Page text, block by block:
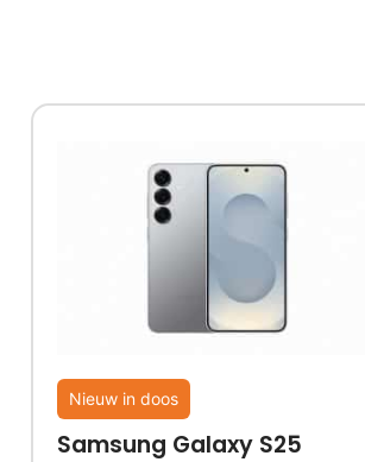
Nieuw in doos
Samsung Galaxy S25